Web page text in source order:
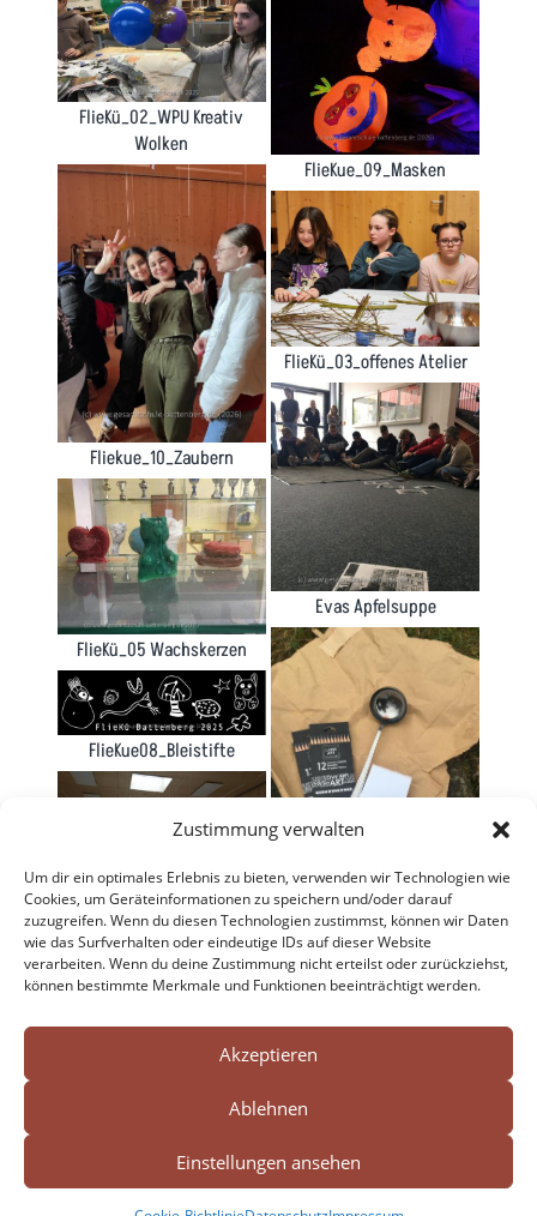
Zustimmung verwalten
Um dir ein optimales Erlebnis zu bieten, verwenden wir Technologien wie
Cookies, um Geräteinformationen zu speichern und/oder darauf
zuzugreifen. Wenn du diesen Technologien zustimmst, können wir Daten
wie das Surfverhalten oder eindeutige IDs auf dieser Website
verarbeiten. Wenn du deine Zustimmung nicht erteilst oder zurückziehst,
können bestimmte Merkmale und Funktionen beeinträchtigt werden.
Akzeptieren
Ablehnen
Einstellungen ansehen
FlieKü_02_WPU Kreativ
Wolken
FlieKue_09_Masken
Fliekue_10_Zaubern
FlieKü_03_offenes Atelier
Evas Apfelsuppe
FlieKü_05 Wachskerzen
FlieKü_0_Neujahrsfeuer
FlieKue08_Bleistifte
FlieKü_00_Zwischenstand
(02/25)
Search Search Button

Cookie-Richtlinie (EU)